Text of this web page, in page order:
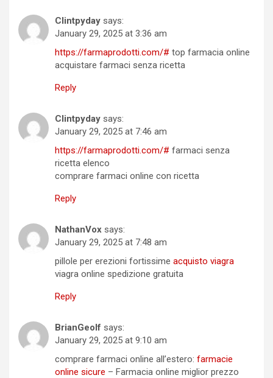
Clintpyday says:
January 29, 2025 at 3:36 am
https://farmaprodotti.com/# top farmacia online
acquistare farmaci senza ricetta
Reply
Clintpyday says:
January 29, 2025 at 7:46 am
https://farmaprodotti.com/# farmaci senza
ricetta elenco
comprare farmaci online con ricetta
Reply
NathanVox says:
January 29, 2025 at 7:48 am
pillole per erezioni fortissime acquisto viagra
viagra online spedizione gratuita
Reply
BrianGeolf says:
January 29, 2025 at 9:10 am
comprare farmaci online all’estero: farmacie
online sicure – Farmacia online miglior prezzo